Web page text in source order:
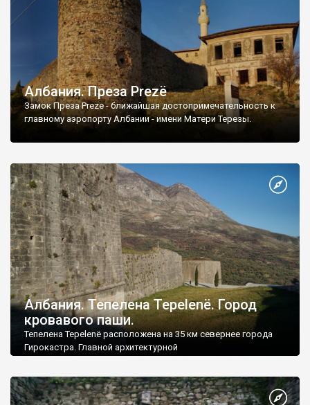
Албания. Преза Prezё
Замок Преза Preze - ближайшая достопримечательность к
главному аэропорту Албании - имени Матери Терезы.
Албания. Тепелена Tepelenë. Город
кровавого паши.
Тепелена Tepelenë расположена на 35 км севернее города
Гирокастра. Главной архитектурной